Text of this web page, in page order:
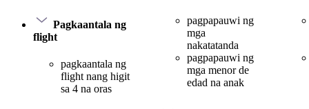
Pagkaantala ng
flight
pagkaantala ng
flight nang higit
sa 4 na oras
pagpapauwi ng
mga
nakatatanda
pagpapauwi ng
mga menor de
edad na anak